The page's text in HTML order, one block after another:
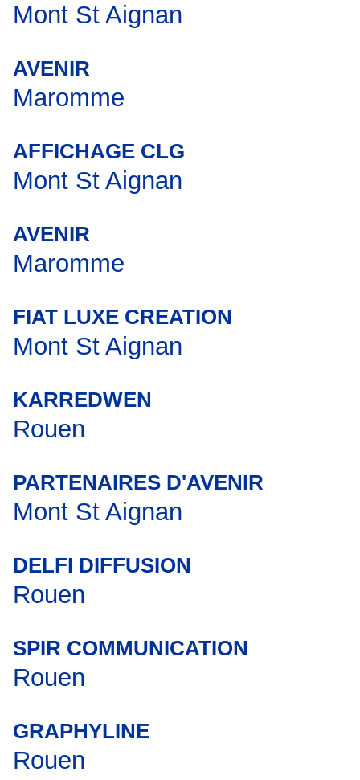
Mont St Aignan
AVENIR
Maromme
AFFICHAGE CLG
Mont St Aignan
AVENIR
Maromme
FIAT LUXE CREATION
Mont St Aignan
KARREDWEN
Rouen
PARTENAIRES D'AVENIR
Mont St Aignan
DELFI DIFFUSION
Rouen
SPIR COMMUNICATION
Rouen
GRAPHYLINE
Rouen